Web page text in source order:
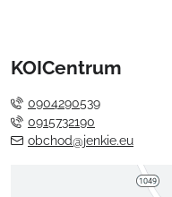
KOICentrum
0904290539
0915732190
obchod@jenkie.eu